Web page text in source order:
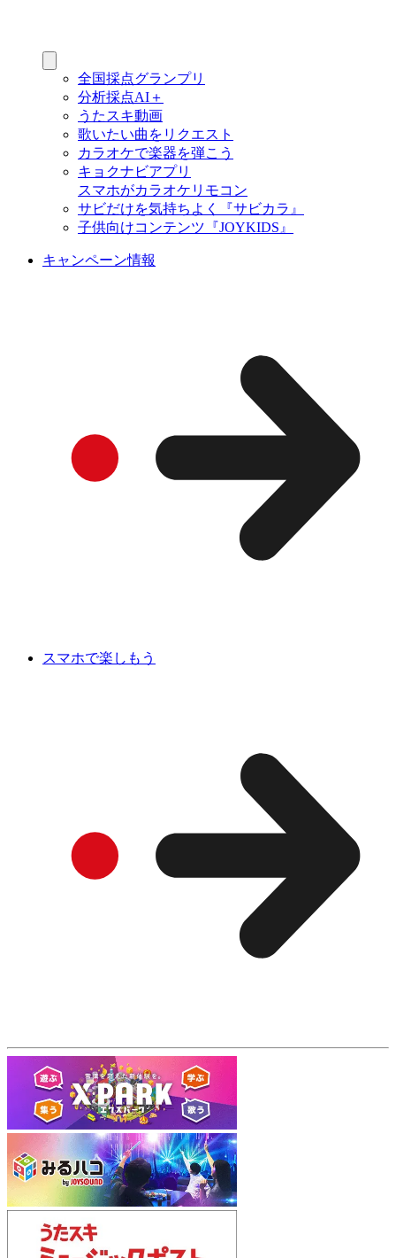
全国採点グランプリ
分析採点AI＋
うたスキ動画
歌いたい曲をリクエスト
カラオケで楽器を弾こう
キョクナビアプリ
スマホがカラオケリモコン
サビだけを気持ちよく『サビカラ』
子供向けコンテンツ『JOYKIDS』
キャンペーン情報
スマホで楽しもう